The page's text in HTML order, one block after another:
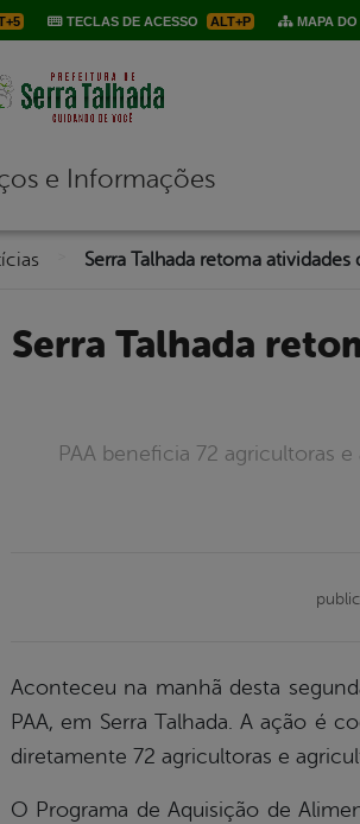
TECLAS DE ACESSO ALT+P MAPA DO
principal de navegação
e Informações
Serra Talhada retoma atividades do Programa de Aquisição de
PAA beneficia 72 agricultoras
Aconteceu na manhã desta
PAA, em Serra Talhada. A ação é
diretamente 72 agricultoras e
O Programa de Aquisição de